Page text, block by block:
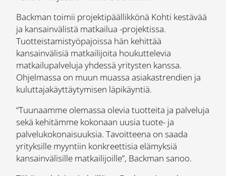
Backman toimii projektipäällikkönä Kohti kestävää
ja kansainvälistä matkailua -projektissa.
Tuotteistamistyöpajoissa hän kehittää
kansainvälisiä matkailijoita houkuttelevia
matkailupalveluja yhdessä yritysten kanssa.
Ohjelmassa on muun muassa asiakastrendien ja
kuluttajakäyttäytymisen läpikäyntiä.
“Tuunaamme olemassa olevia tuotteita ja palveluja
sekä kehitämme kokonaan uusia tuote- ja
palvelukokonaisuuksia. Tavoitteena on saada
yrityksille myyntiin konkreettisia elämyksiä
kansainvälisille matkailijoille”, Backman sanoo.